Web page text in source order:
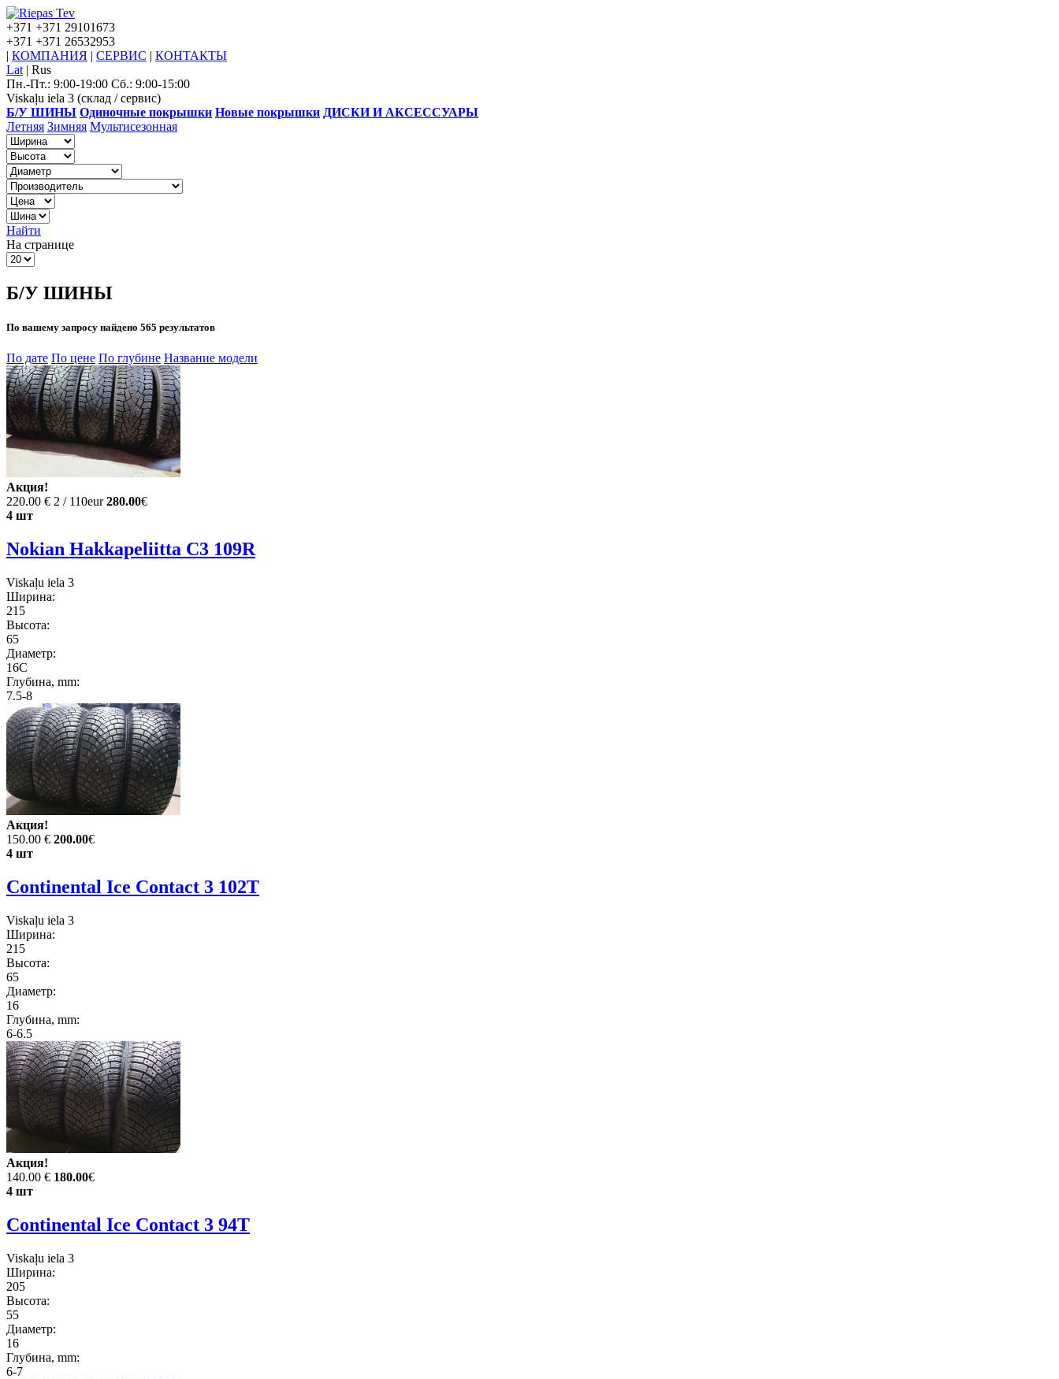
+371 +371 29101673
+371 +371 26532953
| КОМПАНИЯ | СЕРВИС | КОНТАКТЫ
Lat | Rus
Пн.-Пт.: 9:00-19:00 Сб.: 9:00-15:00
Viskaļu iela 3 (склад / сервис)
Б/У ШИНЫ Одиночные покрышки Новые покрышки ДИСКИ И АКСЕССУАРЫ
Летняя Зимняя Мультисезонная
Найти
На странице
Б/У ШИНЫ
По вашему запросу найдено 565 результатов
По дате По цене По глубине Название модели
Акция!
220.00 € 2 / 110eur 280.00€
4 шт
Nokian Hakkapeliitta C3 109R
Viskaļu iela 3
Ширина:
215
Высота:
65
Диаметр:
16C
Глубина, mm:
7.5-8
Акция!
150.00 € 200.00€
4 шт
Continental Ice Contact 3 102T
Viskaļu iela 3
Ширина:
215
Высота:
65
Диаметр:
16
Глубина, mm:
6-6.5
Акция!
140.00 € 180.00€
4 шт
Continental Ice Contact 3 94T
Viskaļu iela 3
Ширина:
205
Высота:
55
Диаметр:
16
Глубина, mm:
6-7